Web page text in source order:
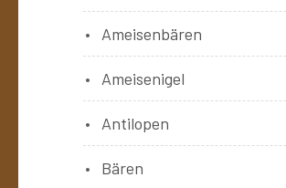
Ameisenbären
Ameisenigel
Antilopen
Bären